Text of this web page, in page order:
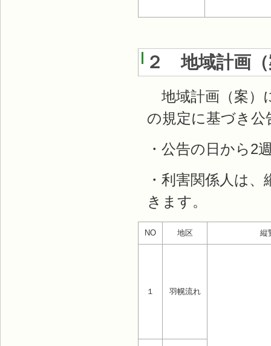
２ 地域計画（
地域計画（案）
の規定に基づき公
・公告の日から2
・利害関係人は
きます。
NO 地区 縦
１ 羽幌流れ